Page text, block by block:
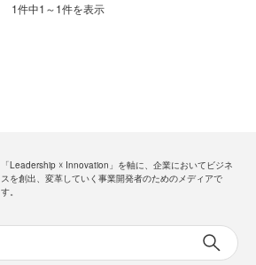
1件中1～1件を表示
「Leadership ☓ Innovation」を軸に、企業においてビジネ
スを創出、変革していく事業開発者のためのメディアで
す。